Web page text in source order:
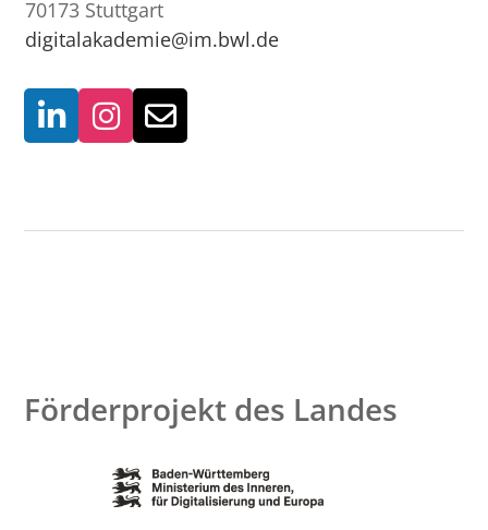
70173 Stuttgart
digitalakademie@im.bwl.de
Förderprojekt des Landes